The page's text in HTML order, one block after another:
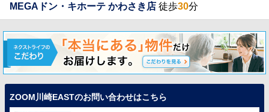
MEGAドン・キホーテ かわさき店 徒歩30分
ZOOM川崎EASTのお問い合わせはこちら